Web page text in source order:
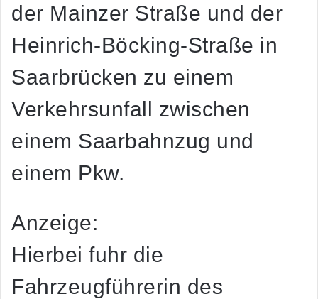
der Mainzer Straße und der
Heinrich-Böcking-Straße in
Saarbrücken zu einem
Verkehrsunfall zwischen
einem Saarbahnzug und
einem Pkw.
Anzeige:
Hierbei fuhr die
Fahrzeugführerin des